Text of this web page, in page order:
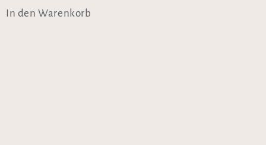
In den Warenkorb